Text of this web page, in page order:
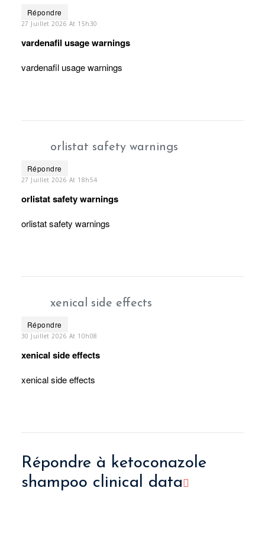
Répondre
27 Juillet 2026 At 15h30
vardenafil usage warnings
vardenafil usage warnings
orlistat safety warnings
Répondre
27 Juillet 2026 At 18h54
orlistat safety warnings
orlistat safety warnings
xenical side effects
Répondre
30 Juillet 2026 At 10h08
xenical side effects
xenical side effects
Répondre à ketoconazole
shampoo clinical data